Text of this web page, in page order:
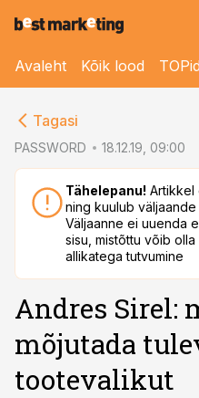
Avaleht Kõik lood TOPid
Tagasi
PASSWORD 18.12.19, 09:00
Tähelepanu! Artikkel
ning kuulub
Väljaanne ei uuenda
sisu, mistõttu võib
allikatega tutvumine
Andres Sirel:
mõjutada
tootevalikut